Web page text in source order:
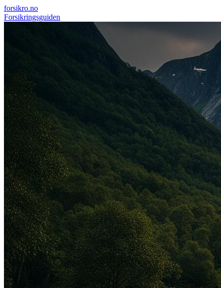
forsikro.no
Forsikringsguiden